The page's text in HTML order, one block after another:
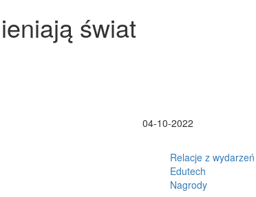
świat
04-10-2022
Relacje z wydarzeń
Edutech
Nagrody